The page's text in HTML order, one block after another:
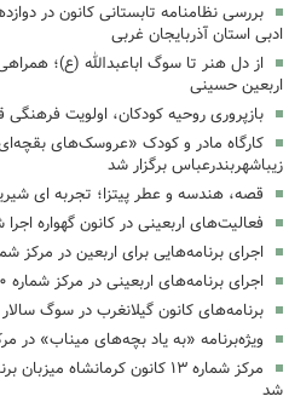
بررسی نظامنامه تابستانی کانون در
ادبی استان آذربایجان غربی
از دل هنر تا سوگ اباعبدالله (ع)؛
اربعین حسینی
بازپروری روحیه کودکان، اولویت
کارگاه مادر و کودک «عروسک‌های
زیباشهربندرعباس برگزار شد
قصه، هندسه و عطر پیتزا؛ تجربه ای
فعالیت‌های اربعینی در کانون گهواره
اجرای برنامه‌هایی برای اربعین در مرکز شماره ۳ کانون
اجرای برنامه‌های اربعینی در مرکز شماره ۱۰ کانون کرمانشاه
برنامه‌های کانون گیلانغرب در سوگ
ویژه‌برنامه «به یاد بچه‌های میناب» در مرکز شماره ۱۱ کانون
مرکز شماره ۱۳ کانون کرمانشاه
شد